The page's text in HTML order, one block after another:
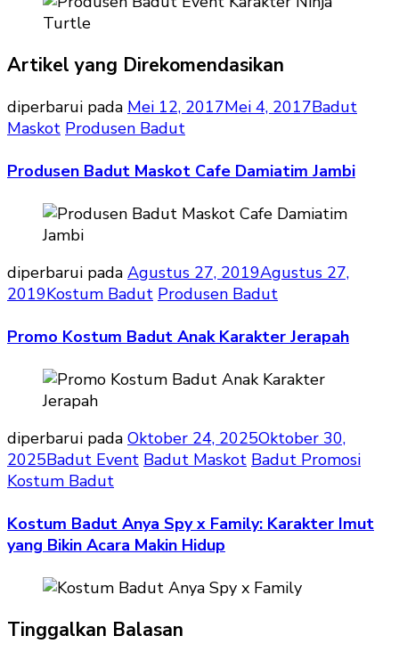
Artikel yang Direkomendasikan
diperbarui pada Mei 12, 2017Mei 4, 2017Badut
Maskot Produsen Badut
Produsen Badut Maskot Cafe Damiatim Jambi
diperbarui pada Agustus 27, 2019Agustus 27,
2019Kostum Badut Produsen Badut
Promo Kostum Badut Anak Karakter Jerapah
diperbarui pada Oktober 24, 2025Oktober 30,
2025Badut Event Badut Maskot Badut Promosi
Kostum Badut
Kostum Badut Anya Spy x Family: Karakter Imut
yang Bikin Acara Makin Hidup
Tinggalkan Balasan